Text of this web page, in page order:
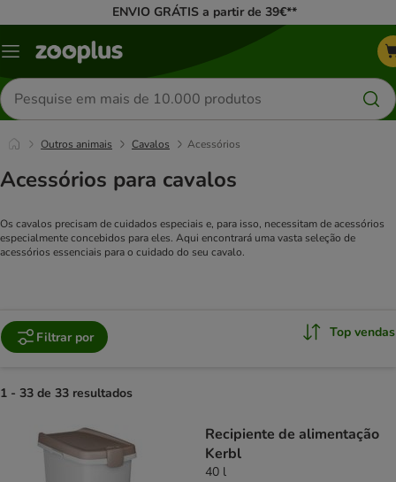
ENVIO GRÁTIS a partir de 39€**
Menu
Pesquisar
produtos
Outros animais Cavalos Acessórios
Acessórios para cavalos
Os cavalos precisam de cuidados especiais e, para isso, necessitam de acessórios
especialmente concebidos para eles. Aqui encontrará uma vasta seleção de
acessórios essenciais para o cuidado do seu cavalo.
Filtrar por Top vendas
1 - 33 de 33 resultados
Recipiente de alimentação
Kerbl
40 l